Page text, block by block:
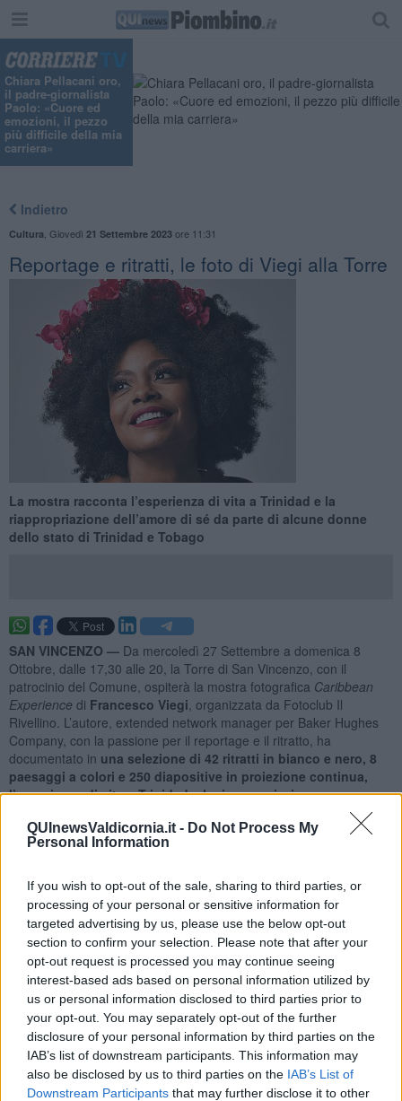
QUInewsValdicornia.it - Do Not Process My
Personal Information
If you wish to opt-out of the sale, sharing to third parties, or
processing of your personal or sensitive information for
targeted advertising by us, please use the below opt-out
section to confirm your selection. Please note that after your
opt-out request is processed you may continue seeing
interest-based ads based on personal information utilized by
us or personal information disclosed to third parties prior to
your opt-out. You may separately opt-out of the further
disclosure of your personal information by third parties on the
IAB’s list of downstream participants. This information may
also be disclosed by us to third parties on the IAB’s List of
Downstream Participants that may further disclose it to other
Chiara Pellacani oro,
il padre-giornalista
Paolo: «Cuore ed
emozioni, il pezzo
più difficile della mia
carriera»
Indietro
Cultura Giovedì 21 Settembre 2023ore 11:31
Reportage e ritratti, le foto di Viegi alla Torre
La mostra racconta l’esperienza di vita a Trinidad e la
riappropriazione dell’amore di sé da parte di alcune donne
dello stato di Trinidad e Tobago
SAN VINCENZO — Da mercoledì 27 Settembre a domenica 8
Ottobre, dalle 17,30 alle 20, la Torre di San Vincenzo, con il
patrocinio del Comune, ospiterà la mostra fotografica Caribbean
Experience di Francesco Viegi , organizzata da Fotoclub Il
Rivellino. L’autore, extended network manager per Baker Hughes
Company, con la passione per il reportage e il ritratto, ha
documentato in una selezione di 42 ritratti in bianco e nero, 8
paesaggi a colori e 250 diapositive in proiezione continua,
l’esperienza di vita a Trinidad e la riappropriazione
dell’autostima e dell’amore di sé da parte di alcune donne
dello stato di Trinidad e Tobago.
personale è oggi più viva che mai e conta un numero
straordinariamente crescente di trinidadiane di ogni età, estrazione
sociale e culturale. È in calendario anche unaserata speciale per
venerdì 29 Settembre alle 18,30, con la partecipazione di Wendy
Fitzwilliam, modella trinidadiana eletta Miss Universo 1998.
È un progetto che, insieme agli scatti fotografici, esporrà panel
esplicativi delle storie dei soggetti e delle attività svolte durante il
progetto. La particolarità di questa mostra sta nel proporre anche
momenti di incontro, ascolto e dialogo: sono previsti appuntamenti
con workshop e discussione con le protagoniste (in presenza o
attraverso videocollegamenti) con Trinidad e Tobago e con un
gruppo di donne ucraine ospiti del Cas di Piombino. L’idea è quella